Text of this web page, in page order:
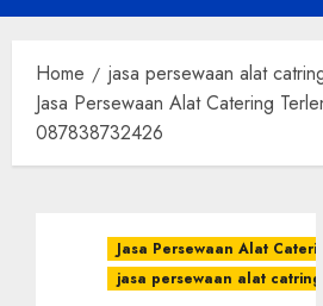
Menu
Home
jasa persewaan alat
Jasa Persewaan Alat Catering
087838732426
Jasa Persewaan Alat
jasa persewaan alat catring